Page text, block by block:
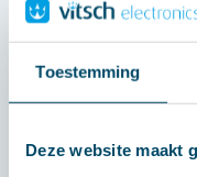
Toestemming
Deze website maakt
Met ons
ervaring
efficiënte